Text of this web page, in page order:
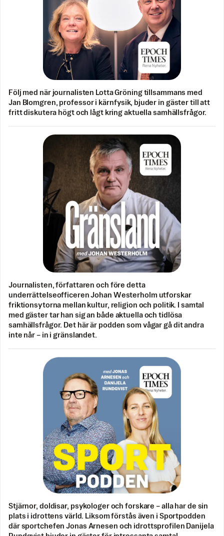
Följ med när journalisten Lotta Gröning tillsammans med
Jan Blomgren, professor i kärnfysik, bjuder in gäster till att
fritt diskutera högt och lågt kring aktuella samhällsfrågor.
Journalisten, författaren och före detta
underrättelseofficeren Johan Westerholm utforskar
friktionsytorna mellan kultur, religion och politik. I samtal
med gäster tar han sig an både aktuella och tidlösa
samhällsfrågor. Det här är podden som vågar gå dit andra
inte når – in i gränslandet.
Stjärnor, doldisar, psykologer och forskare – alla har de sin
plats i idrottens värld. Liksom förstås även i Sportpodden
där sportchefen Jonas Arnesen och idrottsprofilen Danijela